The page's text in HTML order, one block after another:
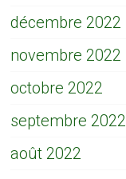
décembre 2022
novembre 2022
octobre 2022
septembre 2022
août 2022